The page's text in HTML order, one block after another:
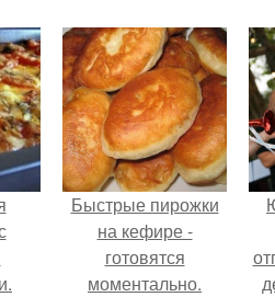
Быстрые пирожки
на кефире -
готовятся
моментально.